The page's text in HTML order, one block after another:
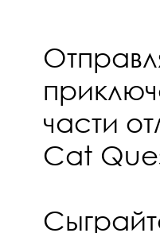
части
Cat